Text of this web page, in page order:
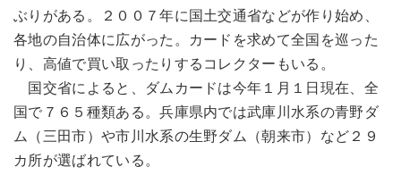
ぶりがある。２００７年に国土交通省などが作り始め、
各地の自治体に広がった。カードを求めて全国を巡った
り、高値で買い取ったりするコレクターもいる。
国交省によると、ダムカードは今年１月１日現在、全
国で７６５種類ある。兵庫県内では武庫川水系の青野ダ
ム（三田市）や市川水系の生野ダム（朝来市）など２９
カ所が選ばれている。